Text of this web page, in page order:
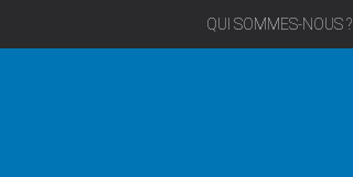
QUI SOMMES-NOUS ?